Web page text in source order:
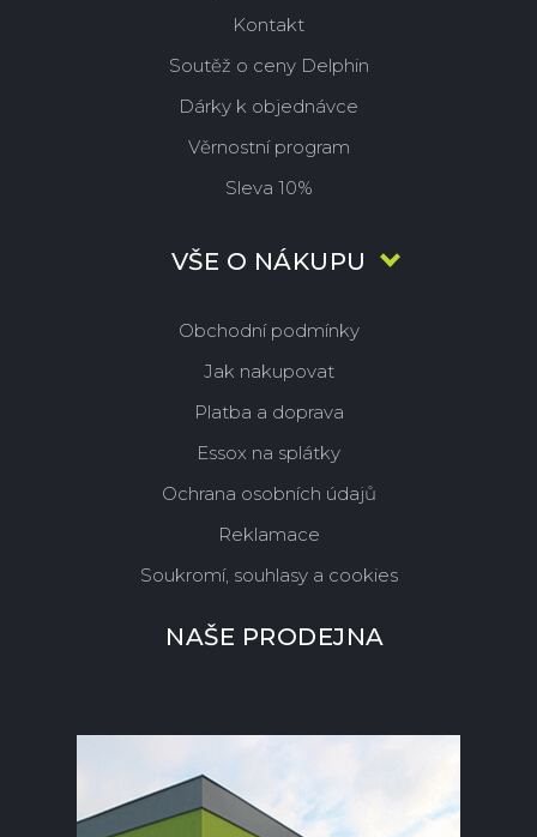
Kontakt
Soutěž o ceny Delphin
Dárky k objednávce
Věrnostní program
Sleva 10%
VŠE O NÁKUPU
Obchodní podmínky
Jak nakupovat
Platba a doprava
Essox na splátky
Ochrana osobních údajů
Reklamace
Soukromí, souhlasy a cookies
NAŠE PRODEJNA